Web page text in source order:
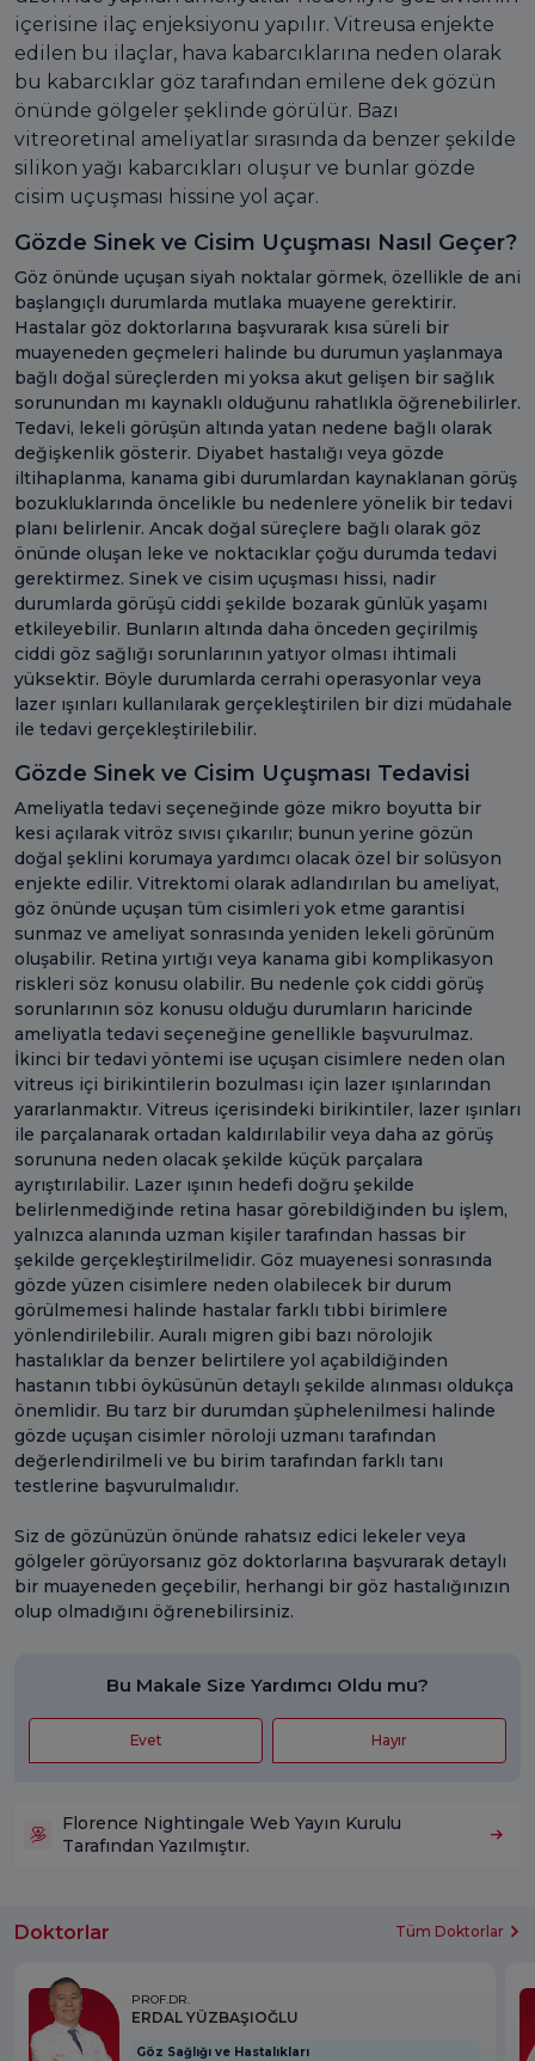
içerisine ilaç enjeksiyonu yapılır. Vitreusa enjekte
edilen bu ilaçlar, hava kabarcıklarına neden olarak
bu kabarcıklar göz tarafından emilene dek gözün
önünde gölgeler şeklinde görülür. Bazı
vitreoretinal ameliyatlar sırasında da benzer şekilde
silikon yağı kabarcıkları oluşur ve bunlar gözde
cisim uçuşması hissine yol açar.
Gözde Sinek ve Cisim Uçuşması Nasıl Geçer?
Göz önünde uçuşan siyah noktalar görmek, özellikle de ani
başlangıçlı durumlarda mutlaka muayene gerektirir.
Hastalar göz doktorlarına başvurarak kısa süreli bir
muayeneden geçmeleri halinde bu durumun yaşlanmaya
bağlı doğal süreçlerden mi yoksa akut gelişen bir sağlık
sorunundan mı kaynaklı olduğunu rahatlıkla öğrenebilirler.
Tedavi, lekeli görüşün altında yatan nedene bağlı olarak
değişkenlik gösterir. Diyabet hastalığı veya gözde
iltihaplanma, kanama gibi durumlardan kaynaklanan görüş
bozukluklarında öncelikle bu nedenlere yönelik bir tedavi
planı belirlenir. Ancak doğal süreçlere bağlı olarak göz
önünde oluşan leke ve noktacıklar çoğu durumda tedavi
gerektirmez. Sinek ve cisim uçuşması hissi, nadir
durumlarda görüşü ciddi şekilde bozarak günlük yaşamı
etkileyebilir. Bunların altında daha önceden geçirilmiş
ciddi göz sağlığı sorunlarının yatıyor olması ihtimali
yüksektir. Böyle durumlarda cerrahi operasyonlar veya
lazer ışınları kullanılarak gerçekleştirilen bir dizi müdahale
ile tedavi gerçekleştirilebilir.
Gözde Sinek ve Cisim Uçuşması Tedavisi
Ameliyatla tedavi seçeneğinde göze mikro boyutta bir
kesi açılarak vitröz sıvısı çıkarılır; bunun yerine gözün
doğal şeklini korumaya yardımcı olacak özel bir solüsyon
enjekte edilir. Vitrektomi olarak adlandırılan bu ameliyat,
göz önünde uçuşan tüm cisimleri yok etme garantisi
sunmaz ve ameliyat sonrasında yeniden lekeli görünüm
oluşabilir. Retina yırtığı veya kanama gibi komplikasyon
riskleri söz konusu olabilir. Bu nedenle çok ciddi görüş
sorunlarının söz konusu olduğu durumların haricinde
ameliyatla tedavi seçeneğine genellikle başvurulmaz.
İkinci bir tedavi yöntemi ise uçuşan cisimlere neden olan
vitreus içi birikintilerin bozulması için lazer ışınlarından
yararlanmaktır. Vitreus içerisindeki birikintiler, lazer ışınları
ile parçalanarak ortadan kaldırılabilir veya daha az görüş
sorununa neden olacak şekilde küçük parçalara
ayrıştırılabilir. Lazer ışının hedefi doğru şekilde
belirlenmediğinde retina hasar görebildiğinden bu işlem,
yalnızca alanında uzman kişiler tarafından hassas bir
şekilde gerçekleştirilmelidir. Göz muayenesi sonrasında
gözde yüzen cisimlere neden olabilecek bir durum
görülmemesi halinde hastalar farklı tıbbi birimlere
yönlendirilebilir. Auralı migren gibi bazı nörolojik
hastalıklar da benzer belirtilere yol açabildiğinden
hastanın tıbbi öyküsünün detaylı şekilde alınması oldukça
önemlidir. Bu tarz bir durumdan şüphelenilmesi halinde
gözde uçuşan cisimler nöroloji uzmanı tarafından
değerlendirilmeli ve bu birim tarafından farklı tanı
testlerine başvurulmalıdır.
Siz de gözünüzün önünde rahatsız edici lekeler veya
gölgeler görüyorsanız göz doktorlarına başvurarak detaylı
bir muayeneden geçebilir, herhangi bir göz hastalığınızın
olup olmadığını öğrenebilirsiniz.
Bu Makale Size Yardımcı Oldu mu?
Evet Hayır
Florence Nightingale Web Yayın Kurulu
Tarafından Yazılmıştır.
Doktorlar Tüm Doktorlar
PROF.DR.
ERDAL YÜZBAŞIOĞLU
Göz Sağlığı ve Hastalıkları